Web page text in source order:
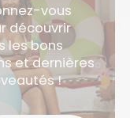
vous
découvrir
les bons
et dernières
!